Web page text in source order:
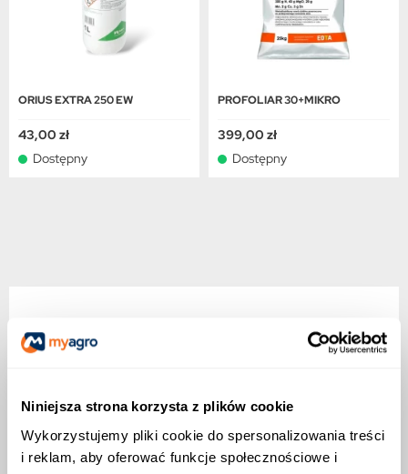
Niniejsza strona korzysta z plików cookie
Wykorzystujemy pliki cookie do spersonalizowania treści
i reklam, aby oferować funkcje społecznościowe i
ORIUS EXTRA 250 EW
43,00 zł
Dostępny
PROFOLIAR 30+MIKRO
399,00 zł
Dostępny
OPIS PRODUKTU
Unix® 75 WG – Skuteczna Ochrona Twoich
Zbóż od Samego Startu